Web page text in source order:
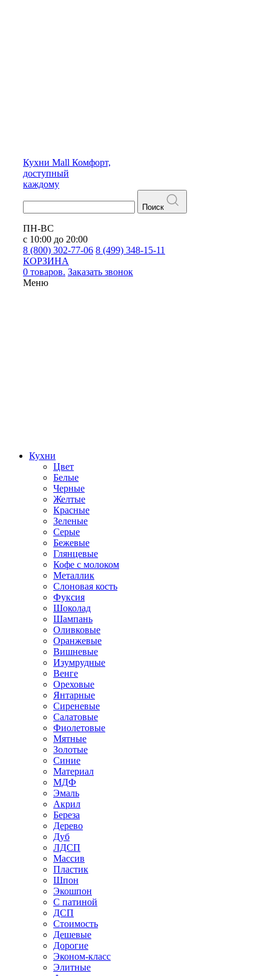
Кухни Mall Комфорт,
доступный
каждому
Поиск
ПН-ВС
с 10:00 до 20:00
8 (800) 302-77-06 8 (499) 348-15-11
КОРЗИНА
0 товаров. Заказать звонок
Меню
Кухни
Цвет
Белые
Черные
Желтые
Красные
Зеленые
Серые
Бежевые
Глянцевые
Кофе с молоком
Металлик
Слоновая кость
Фуксия
Шоколад
Шампань
Оливковые
Оранжевые
Вишневые
Изумрудные
Венге
Ореховые
Янтарные
Сиреневые
Салатовые
Фиолетовые
Мятные
Золотые
Синие
Материал
МДФ
Эмаль
Акрил
Береза
Дерево
Дуб
ЛДСП
Массив
Пластик
Шпон
Экошпон
С патиной
ДСП
Стоимость
Дешевые
Дорогие
Эконом-класс
Элитные